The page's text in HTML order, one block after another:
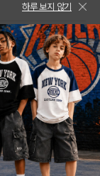
하루 보지 않기